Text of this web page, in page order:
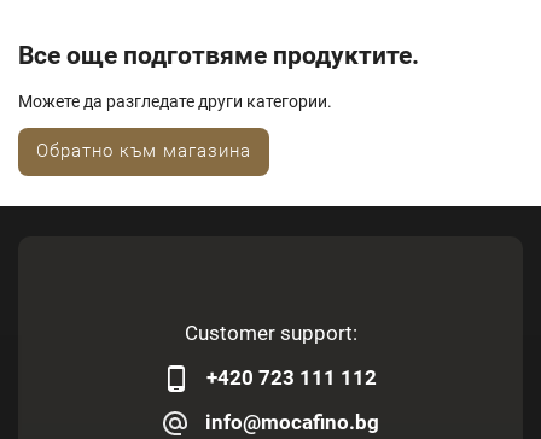
Все още подготвяме продуктите.
Можете да разгледате други категории.
Обратно към магазина
Customer support:
+420 723 111 112
info@mocafino.bg